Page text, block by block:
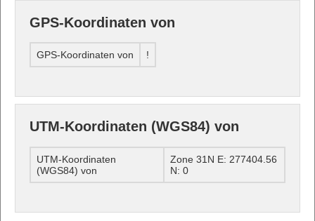
GPS-Koordinaten von
GPS-Koordinaten von !
UTM-Koordinaten (WGS84) von
UTM-Koordinaten
(WGS84) von
Zone 31N E: 277404.56
N: 0